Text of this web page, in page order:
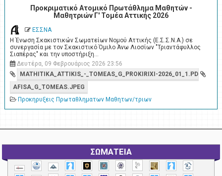
Προκριματικό Ατομικό Πρωτάθλημα Μαθητών -
Μαθητριών Γ' Τομέα Αττικής 2026
ΕΣΣΝΑ
Η Ένωση Σκακιστικών Σωματείων Νομού Αττικής (Ε.Σ.Σ.Ν.Α.) σε
συνεργασία με τον Σκακιστικό Όμιλο Άνω Λιοσίων "Τριαντάφυλλος
Σιαπέρας" και την υποστήριξη…
Δευτέρα, 09 Φεβρουάριος 2026 23:56
MATHITIKA_ATTIKIS_-_TOMEAS_G_PROKIRIXI-2026_01_1.PDF
AFISA_G_TOMEAS.JPEG
Προκηρυξεις Πρωταθληματων Μαθητων/τριων
ΣΩΜΑΤΕΙΑ